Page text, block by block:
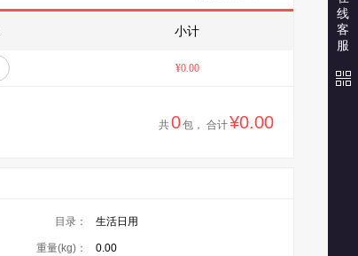
小计
¥0.00
共0包， 合计¥0.00
目录： 生活日用
重量(kg)： 0.00
线
客
服